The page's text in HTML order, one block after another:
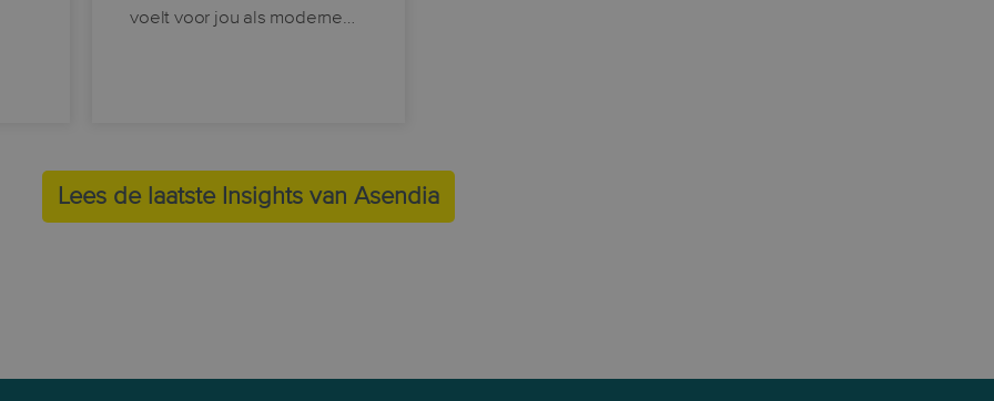
voelt voor jou als moderne…
Lees de laatste Insights van Asendia